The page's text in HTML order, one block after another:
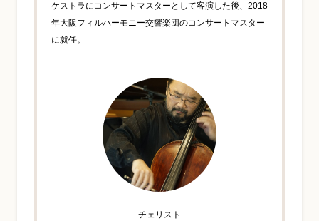
ケストラにコンサートマスターとして客演した後、2018
年大阪フィルハーモニー交響楽団のコンサートマスター
に就任。
チェリスト